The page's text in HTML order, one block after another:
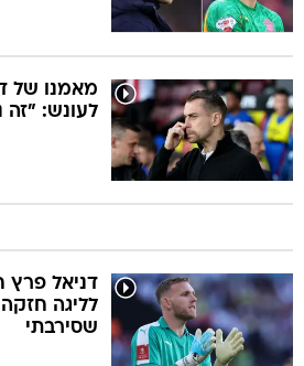
לעונש:
לליגה חזקה
שסירבתי